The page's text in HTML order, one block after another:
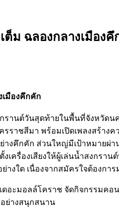
ม ฉลองกลางเมืองคึ
เมืองคึกคัก
กรานต์วันสุดท้ายในพื้นที่จังหวั
ราชสีมา พร้อมเปิดเพลงสร้าง
างคึกคัก ส่วนใหญ่มีเป้าหมายผ่
ครื่องเสียงให้ผู้เล่นน้ำสงกรา
างใด เนื่องจากสมัครใจต้องก
ะมอลล์โคราช จัดกิจกรรมคอน
ย่างสนุกสนาน